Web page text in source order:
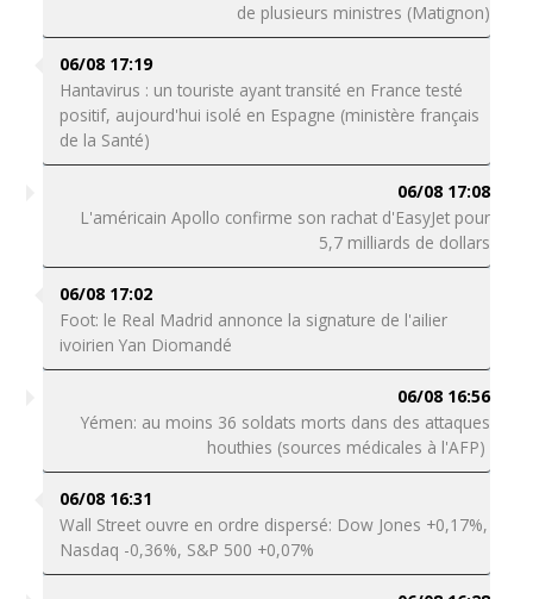
de plusieurs ministres (Matignon)
06/08 17:19
Hantavirus : un touriste ayant transité en France testé
positif, aujourd'hui isolé en Espagne (ministère français
de la Santé)
06/08 17:08
L'américain Apollo confirme son rachat d'EasyJet pour
5,7 milliards de dollars
06/08 17:02
Foot: le Real Madrid annonce la signature de l'ailier
ivoirien Yan Diomandé
06/08 16:56
Yémen: au moins 36 soldats morts dans des attaques
houthies (sources médicales à l'AFP)
06/08 16:31
Wall Street ouvre en ordre dispersé: Dow Jones +0,17%,
Nasdaq -0,36%, S&P 500 +0,07%